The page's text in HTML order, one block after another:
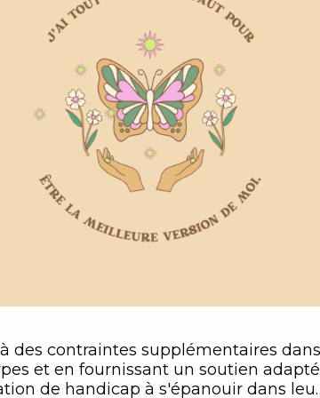
des contraintes supplémentaires
en fournissant un soutien adapté ,
de handicap à s'épanouir dans